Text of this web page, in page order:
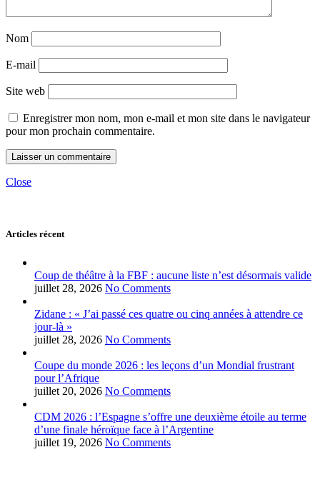
Nom
E-mail
Site web
Enregistrer mon nom, mon e-mail et mon site dans le navigateur
pour mon prochain commentaire.
Close
Articles récent
Coup de théâtre à la FBF : aucune liste n’est désormais valide
juillet 28, 2026 No Comments
Zidane : « J’ai passé ces quatre ou cinq années à attendre ce
jour-là »
juillet 28, 2026 No Comments
Coupe du monde 2026 : les leçons d’un Mondial frustrant
pour l’Afrique
juillet 20, 2026 No Comments
CDM 2026 : l’Espagne s’offre une deuxième étoile au terme
d’une finale héroïque face à l’Argentine
juillet 19, 2026 No Comments